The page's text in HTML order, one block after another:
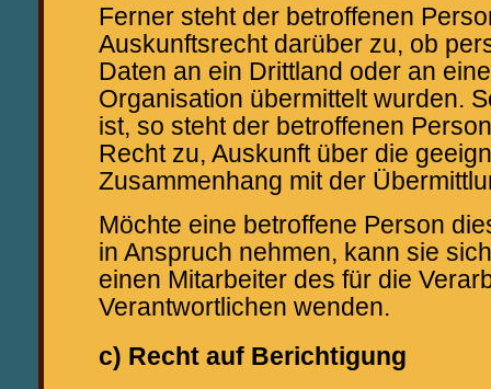
Ferner steht der betroffenen
Auskunftsrecht darüber zu, ob
Daten an ein Drittland oder an
Organisation übermittelt wurden.
ist, so steht der betroffenen
Recht zu, Auskunft über die
Zusammenhang mit der
Möchte eine betroffene Person
in Anspruch nehmen, kann sie
einen Mitarbeiter des für die
Verantwortlichen wenden.
c) Recht auf Berichtigung